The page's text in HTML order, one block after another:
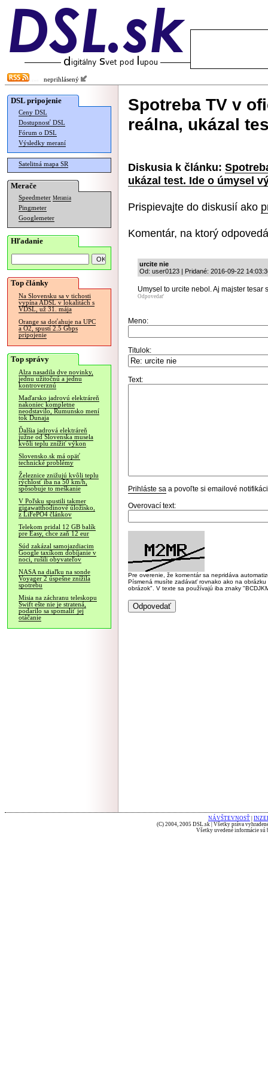
neprihlásený
DSL pripojenie
Ceny DSL
Dostupnosť DSL
Fórum o DSL
Výsledky meraní
Satelitná mapa SR
Merače
Speedmeter Merania
Pingmeter
Googlemeter
Hľadanie
Top články
Na Slovensku sa v tichosti
vypína ADSL v lokalitách s
VDSL, už 31. mája
Orange sa doťahuje na UPC
a O2, spustí 2.5 Gbps
pripojenie
Top správy
Alza nasadila dve novinky,
jednu užitočnú a jednu
kontroverznú
Maďarsko jadrovú elektráreň
nakoniec kompletne
neodstavilo, Rumunsko mení
tok Dunaja
Ďalšia jadrová elektráreň
južne od Slovenska musela
kvôli teplu znížiť výkon
Slovensko.sk má opäť
technické problémy
Železnice znižujú kvôli teplu
rýchlosť iba na 50 km/h,
spôsobuje to meškanie
V Poľsku spustili takmer
gigawatthodinové úložisko,
z LiFePO4 článkov
Telekom pridal 12 GB balík
pre Easy, chce zaň 12 eur
Súd zakázal samojazdiacim
Google taxíkom dobíjanie v
noci, rušili obyvateľov
NASA na diaľku na sonde
Voyager 2 úspešne znížila
spotrebu
Misia na záchranu teleskopu
Swift ešte nie je stratená,
podarilo sa spomaliť jej
otáčanie
Spotreba TV v
reálna, ukázal
Diskusia k článku:
ukázal test. Ide o úmysel
Prispievajte do diskusií ako
Komentár, na ktorý
urcite nie
Od: user0123 | Pridané: 2016-09-22
Umysel to urcite nebol. Aj majster tesar
Odpovedať
Meno:
Titulok:
Text:
Prihláste sa a povoľte si emailové
Overovací text:
Pre overenie, že komentár sa nepridáva
Písmená musíte zadávať rovnako ako na
obrázok". V texte sa používajú iba znaky
NÁVŠTEVNOSŤ
(C) 2004, 2005 DSL.sk | Všetky práva
Všetky uvedené informácie sú